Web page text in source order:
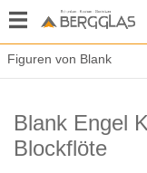
Figuren von Blank
Blank Engel
Blockflöte